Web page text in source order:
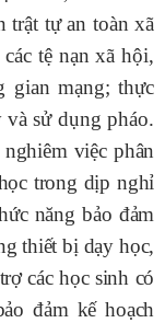
trật tự an toàn xã
tệ nạn xã hội,
gian mạng; thực
sử dụng pháo.
việc phân
trong dịp nghỉ
năng bảo đảm
thiết bị dạy học,
các học sinh có
đảm kế hoạch